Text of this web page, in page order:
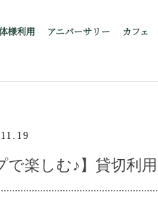
様利用 アニバーサリー カフェ
で楽しむ♪】貸切利